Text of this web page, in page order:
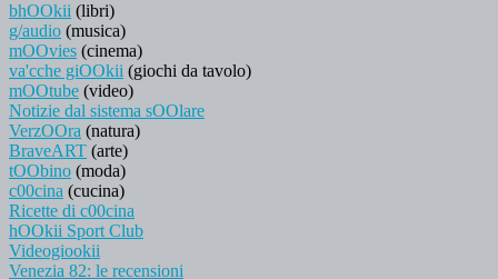
bhOOkii (libri)
g/audio (musica)
mOOvies (cinema)
va'cche giOOkii (giochi da tavolo)
mOOtube (video)
Notizie dal sistema sOOlare
VerzOOra (natura)
BraveART (arte)
tOObino (moda)
c00cina (cucina)
Ricette di c00cina
hOOkii Sport Club
Videogiookii
Venezia 82: le recensioni